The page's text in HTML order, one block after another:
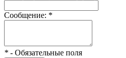
Сообщение: *
* - Обязательные поля